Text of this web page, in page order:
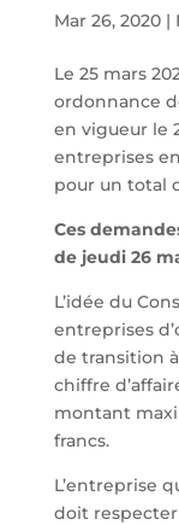
Mar 26, 2020|
Le 25 mars
ordonnance
en vigueur le
entreprises
pour un total
Ces
de jeudi 26
L’idée du
entreprises
de transition
chiffre
montant
francs.
L’entreprise
doit